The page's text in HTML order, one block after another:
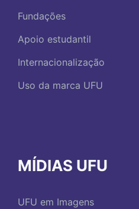
Fundações
Apoio estudantil
Internacionalização
Uso da marca UFU
MÍDIAS UFU
UFU em Imagens